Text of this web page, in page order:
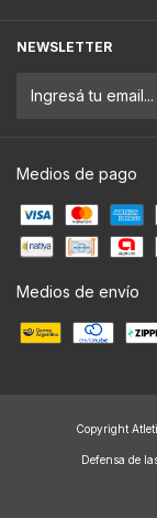
NEWSLETTER
Medios de pago
Medios de envío
Copyright
Defensa de